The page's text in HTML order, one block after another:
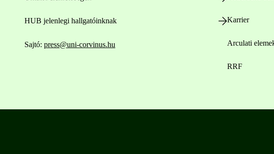
HUB jelenlegi hallgatóinknak
Sajtó: press@uni-corvinus.hu
Karrier
Arculati
RRF